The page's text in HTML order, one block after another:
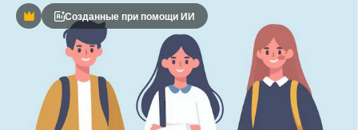
ПремиумСозданные при помощи ИИ